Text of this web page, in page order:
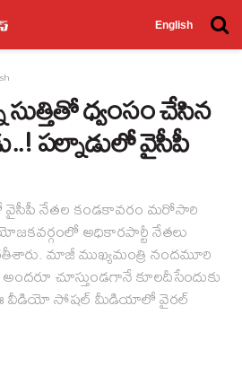
English
సుత్తితో ధ్వంసం చేసిన
పల్నాడులో వైసీపీ
వైసీపీ నేతల కండకావరం మరోసారి
అధికారపార్టీ నేతలు
మాజీ ముఖ్యమంత్రి నందమూరి
చూస్తుండగానే కూలదీసేందుకు
ఈ వీడియో సోషల్ మీడియాలో వైరల్